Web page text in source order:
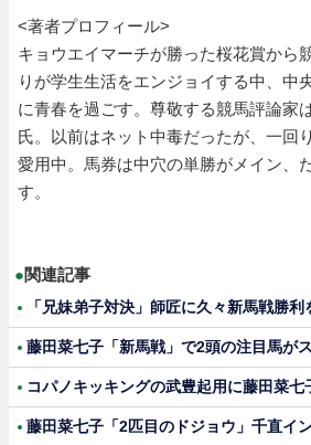
<著者プロフィール>
キョウエイマーチが勝った桜花賞から
りが学生生活をエンジョイする中、中
に青春を過ごす。尊敬する競馬評論家
氏。以前はネット中毒だったが、一回
愛用中。馬券は中穴の単勝がメイン、
す。
●関連記事
「兄妹弟子対決」師匠に久々新馬戦勝利
藤田菜七子「新馬戦」で2頭の注目馬が
コパノキッキングの武豊起用に藤田菜七
藤田菜七子「2匹目のドジョウ」千直イ